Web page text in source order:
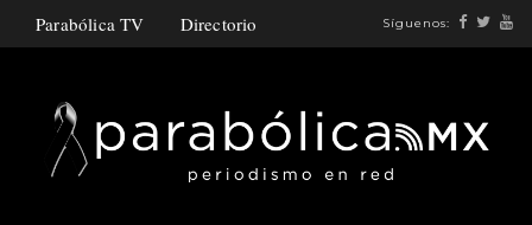
Parabólica TV Directorio Síguenos: